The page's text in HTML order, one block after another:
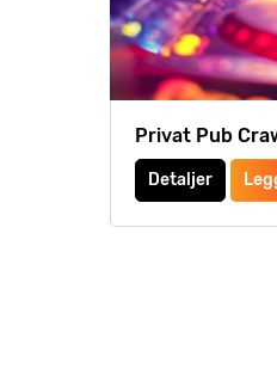
Privat Pub
Detaljer